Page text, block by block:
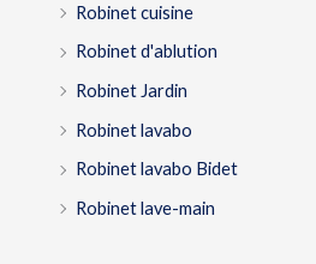
Robinet cuisine
Robinet d'ablution
Robinet Jardin
Robinet lavabo
Robinet lavabo Bidet
Robinet lave-main